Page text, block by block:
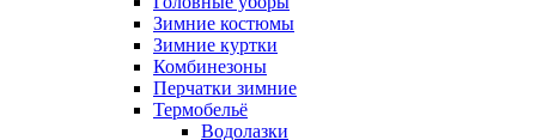
Зимние костюмы
Зимние куртки
Комбинезоны
Перчатки зимние
Термобельё
Водолазки